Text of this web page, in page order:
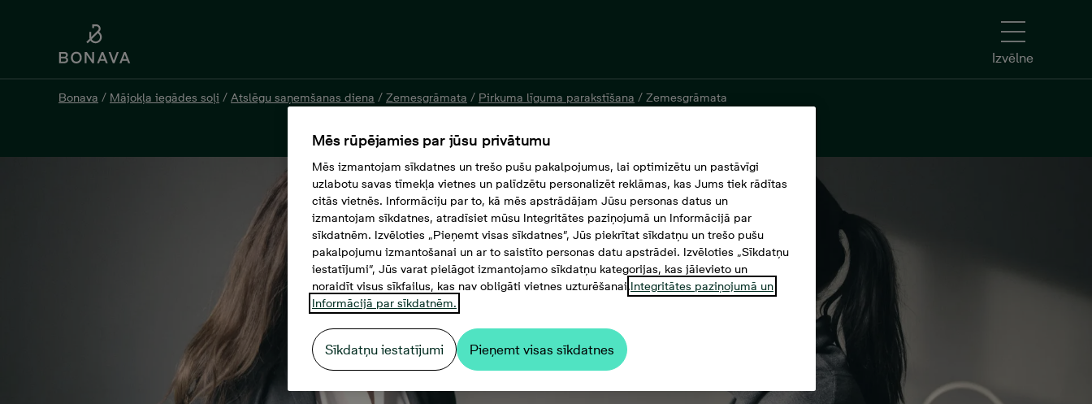
Izvēlne
Bonava / Mājokļa iegādes soļi / Atslēgu saņemšanas diena / Zemesgrāmata / Pirkuma līguma parakstīšana / Zemesgrāmata
Mēs rūpējamies par jūsu privātumu
Mēs izmantojam sīkdatnes un trešo pušu pakalpojumus, lai optimizētu un pastāvīgi
uzlabotu savas tīmekļa vietnes un palīdzētu personalizēt reklāmas, kas Jums tiek rādītas
citās vietnēs. Informāciju par to, kā mēs apstrādājam Jūsu personas datus un
izmantojam sīkdatnes, atradīsiet mūsu Integritātes paziņojumā un Informācijā par
sīkdatnēm. Izvēloties „Pieņemt visas sīkdatnes”, Jūs piekrītat sīkdatņu un trešo pušu
pakalpojumu izmantošanai un ar to saistīto personas datu apstrādei. Izvēloties „Sīkdatņu
iestatījumi”, Jūs varat pielāgot izmantojamo sīkdatņu kategorijas, kas jāievieto un
noraidīt visus sīkfailus, kas nav obligāti vietnes uzturēšanai.Integritātes paziņojumā un
Informācijā par sīkdatnēm.
Sīkdatņu iestatījumi Pieņemt visas sīkdatnes